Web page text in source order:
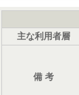
主な利用者層
備 考